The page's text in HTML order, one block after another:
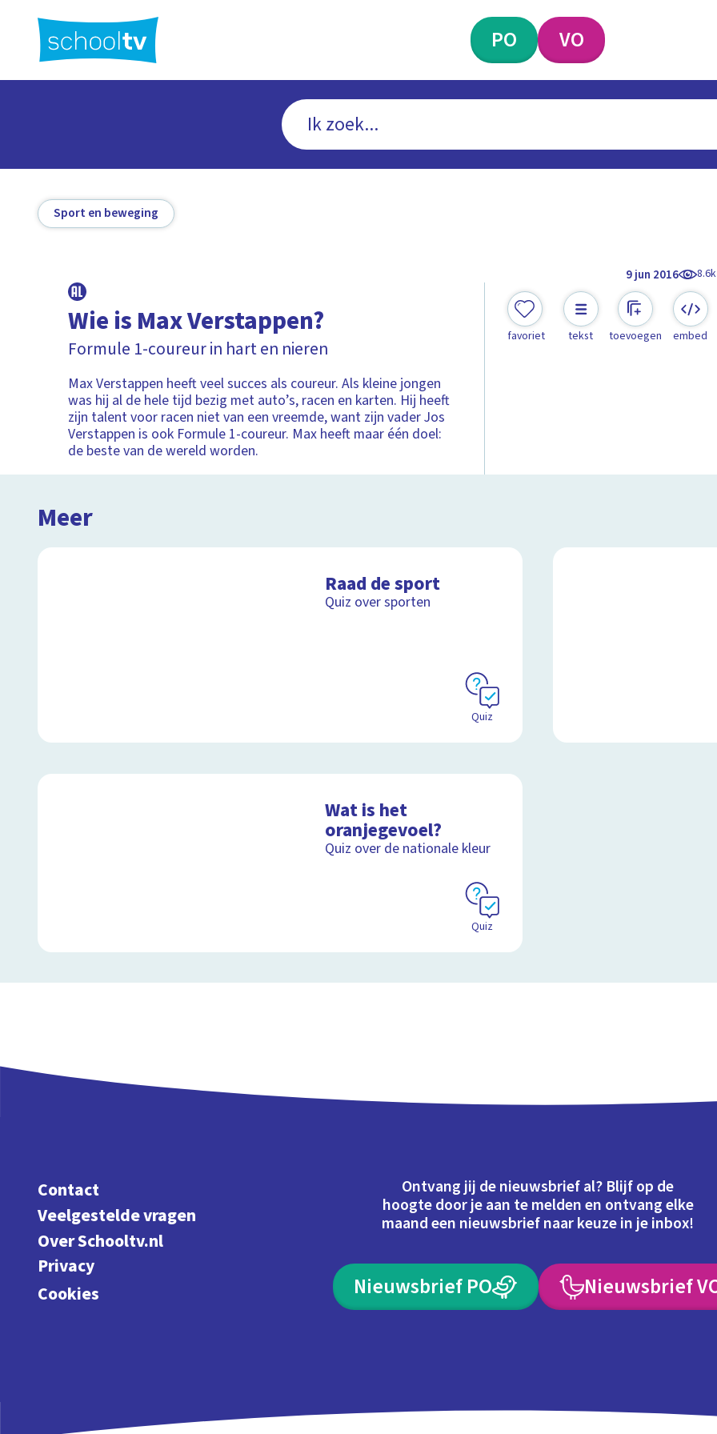
hoofdinhoud
PO VO
Sport en beweging
9 jun 2016 8.6k
Wie is Max Verstappen?
Formule 1-coureur in hart en nieren
Max Verstappen heeft veel succes als coureur. Als kleine jongen
was hij al de hele tijd bezig met auto’s, racen en karten. Hij heeft
zijn talent voor racen niet van een vreemde, want zijn vader Jos
Verstappen is ook Formule 1-coureur. Max heeft maar één doel:
de beste van de wereld worden.
favoriet tekst toevoegen embed
Meer
Raad de sport
Quiz over sporten
Quiz
Wat is het
oranjegevoel?
Quiz over de nationale kleur
Quiz
Contact
Veelgestelde vragen
Over Schooltv.nl
Privacy
Cookies
Ontvang jij de nieuwsbrief al? Blijf op de
hoogte door je aan te melden en ontvang elke
maand een nieuwsbrief naar keuze in je inbox!
Nieuwsbrief PO Nieuwsbrief